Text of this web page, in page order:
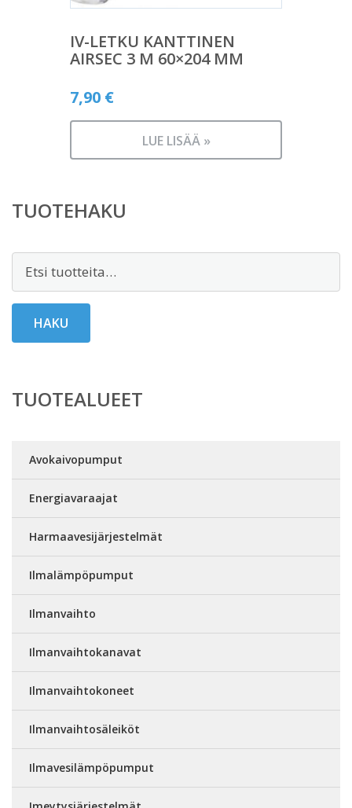
IV-LETKU KANTTINEN
AIRSEC 3 M 60×204 MM
7,90 €
LUE LISÄÄ »
TUOTEHAKU
Etsi:
HAKU
TUOTEALUEET
Avokaivopumput
Energiavaraajat
Harmaavesijärjestelmät
Ilmalämpöpumput
Ilmanvaihto
Ilmanvaihtokanavat
Ilmanvaihtokoneet
Ilmanvaihtosäleiköt
Ilmavesilämpöpumput